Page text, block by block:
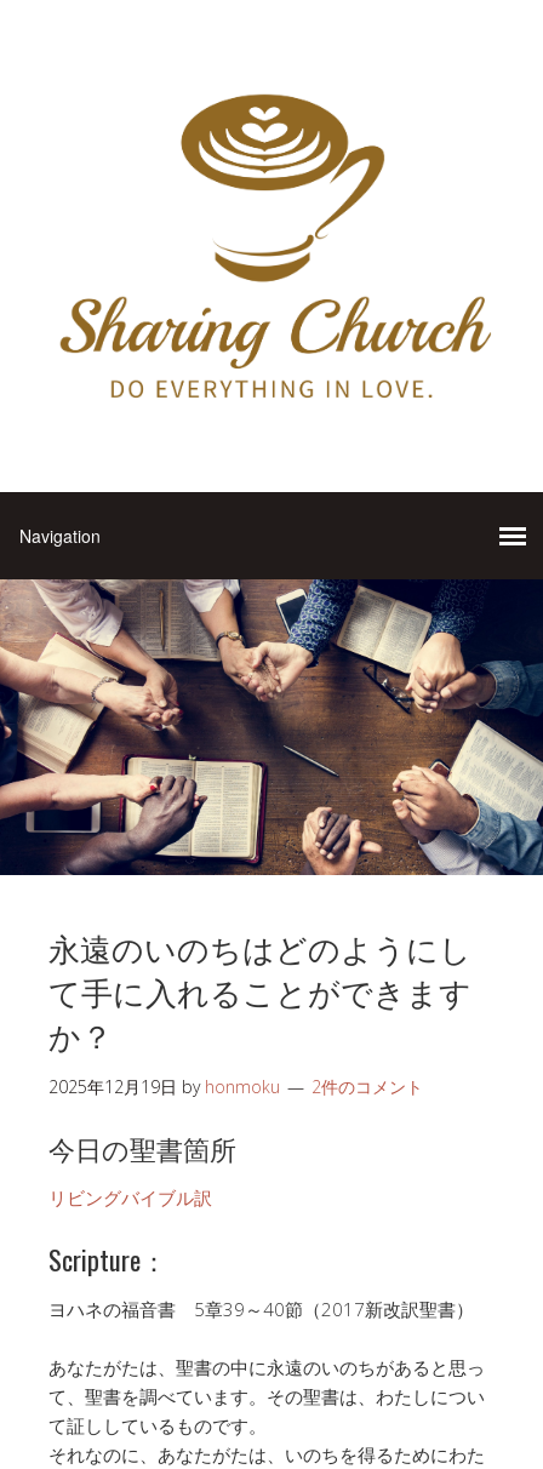
永遠のいのちはどのようにし
て手に入れることができます
か？
2025年12月19日 by honmoku 2件のコメント
今日の聖書箇所
リビングバイブル訳
Scripture：
ヨハネの福音書 5章39～40節（2017新改訳聖書）
あなたがたは、聖書の中に永遠のいのちがあると思っ
て、聖書を調べています。その聖書は、わたしについ
て証ししているものです。
それなのに、あなたがたは、いのちを得るためにわた